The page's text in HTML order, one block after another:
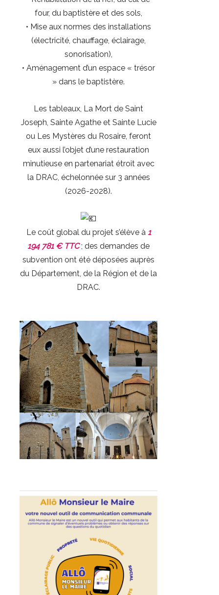
four, du baptistère et des sols,
• Mise aux normes des installations
(électricité, chauffage, éclairage,
sonorisation),
• Aménagement d’un espace « trésor
» dans le baptistère.
Les tableaux, La Mort de Saint
Joseph, Sainte Agathe et Sainte Lucie
ou Les Mystères du Rosaire, feront
eux aussi l’objet d’une restauration
minutieuse en partenariat étroit avec
la DRAC, échelonnée sur 3 années
(2026-2028).
Le coût global du projet s’élève à 1
194 781 € TTC; des demandes de
subvention ont été déposées auprès
du Département, de la Région et de la
DRAC.